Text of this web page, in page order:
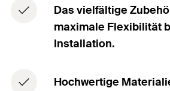
Das vielfältige
maximale Flexibilität
Installation.
Hochwertige